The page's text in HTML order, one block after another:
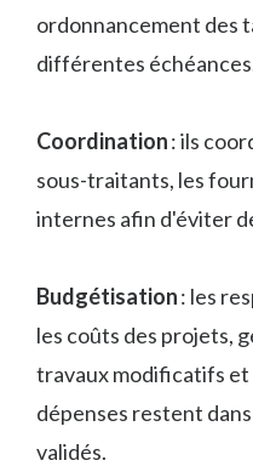
ordonnancement des
différentes
Coordination: ils
sous-traitants, les
internes afin d'éviter
Budgétisation: les
les coûts des projets,
travaux modificatifs et
dépenses restent
validés.